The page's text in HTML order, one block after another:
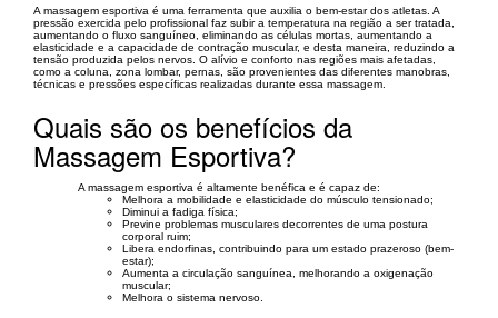
A massagem esportiva é uma ferramenta que auxilia o bem-estar dos atletas. A
pressão exercida pelo profissional faz subir a temperatura na região a ser tratada,
aumentando o fluxo sanguíneo, eliminando as células mortas, aumentando a
elasticidade e a capacidade de contração muscular, e desta maneira, reduzindo a
tensão produzida pelos nervos. O alívio e conforto nas regiões mais afetadas,
como a coluna, zona lombar, pernas, são provenientes das diferentes manobras,
técnicas e pressões específicas realizadas durante essa massagem.
Quais são os benefícios da
Massagem Esportiva?
A massagem esportiva é altamente benéfica e é capaz de:
Melhora a mobilidade e elasticidade do músculo tensionado;
Diminui a fadiga física;
Previne problemas musculares decorrentes de uma postura
corporal ruim;
Libera endorfinas, contribuindo para um estado prazeroso (bem-
estar);
Aumenta a circulação sanguínea, melhorando a oxigenação
muscular;
Melhora o sistema nervoso.